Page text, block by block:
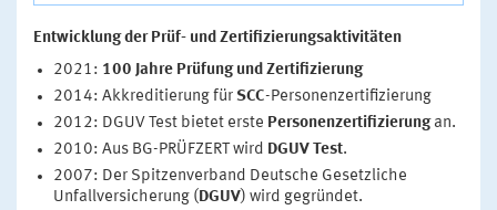
Entwicklung der Prüf- und Zertifizierungsaktivitäten
2021: 100 Jahre Prüfung und Zertifizierung
2014: Akkreditierung für SCC-Personenzertifizierung
2012: DGUV Test bietet erste Personenzertifizierungan.
2010: Aus BG-PRÜFZERT wird DGUV Test.
2007: Der Spitzenverband Deutsche Gesetzliche
Unfallversicherung (DGUV) wird gegründet.